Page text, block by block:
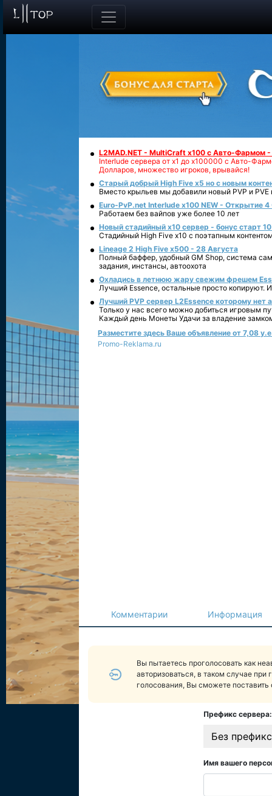
L2MAD.NET - MultiCraft x100 с Авто-Фармом
Interlude сервера от х1 до х100000 с Авто-
Долларов, множество игроков, врывайся!
Старый добрый High Five x5 но с новым
Вместо крыльев мы добавили новый PVP и PVE
Euro-PvP.net Interlude х100 NEW - Открытие 4
Работаем без вайпов уже более 10 лет
Новый стадийный х10 сервер - бонус старт
Стадийный High Five x10 с поэтапным
Lineage 2 High Five x500 - 28 Августа
Полный баффер, удобный GM Shop, система
задания, инстансы, автоохота
Охладись в летнюю жару свежим фрешем
Лучший Essence, остальные просто копируют.
Лучший PVP сервер L2Essence которому нет
Только у нас всего можно добиться игровым
Каждый день Монеты Удачи за владение
Разместите здесь Ваше объявление от 7,08
Promo-Reklama.ru
Комментарии Информация
Вы пытаетесь проголосовать как
авторизоваться, в таком случае при
голосования, Вы сможете поставить
Префикс сервера:
Без
Имя вашего